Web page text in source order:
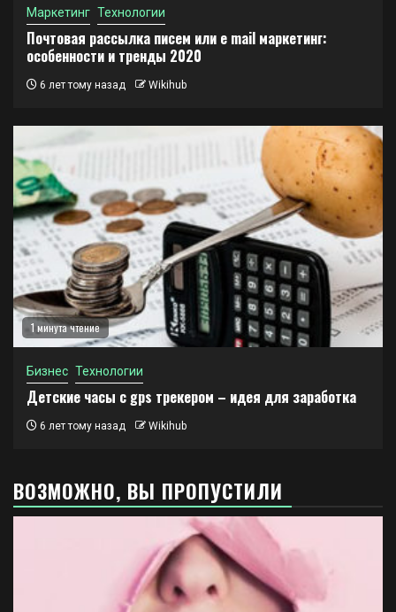
Маркетинг Технологии
Почтовая рассылка писем или e mail маркетинг:
особенности и тренды 2020
6 лет тому назад Wikihub
1 минута чтение
Бизнес Технологии
Детские часы с gps трекером – идея для заработка
6 лет тому назад Wikihub
ВОЗМОЖНО, ВЫ ПРОПУСТИЛИ